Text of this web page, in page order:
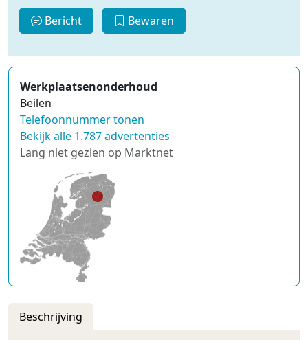
Bericht Bewaren
Werkplaatsenonderhoud
Beilen
Telefoonnummer tonen
Bekijk alle 1.787 advertenties
Lang niet gezien op Marktnet
Beschrijving